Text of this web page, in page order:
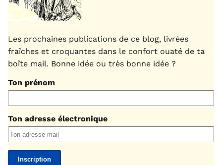
Les prochaines publications de ce blog, livrées
fraîches et croquantes dans le confort ouaté de ta
boîte mail. Bonne idée ou très bonne idée ?
Ton prénom
Ton adresse électronique